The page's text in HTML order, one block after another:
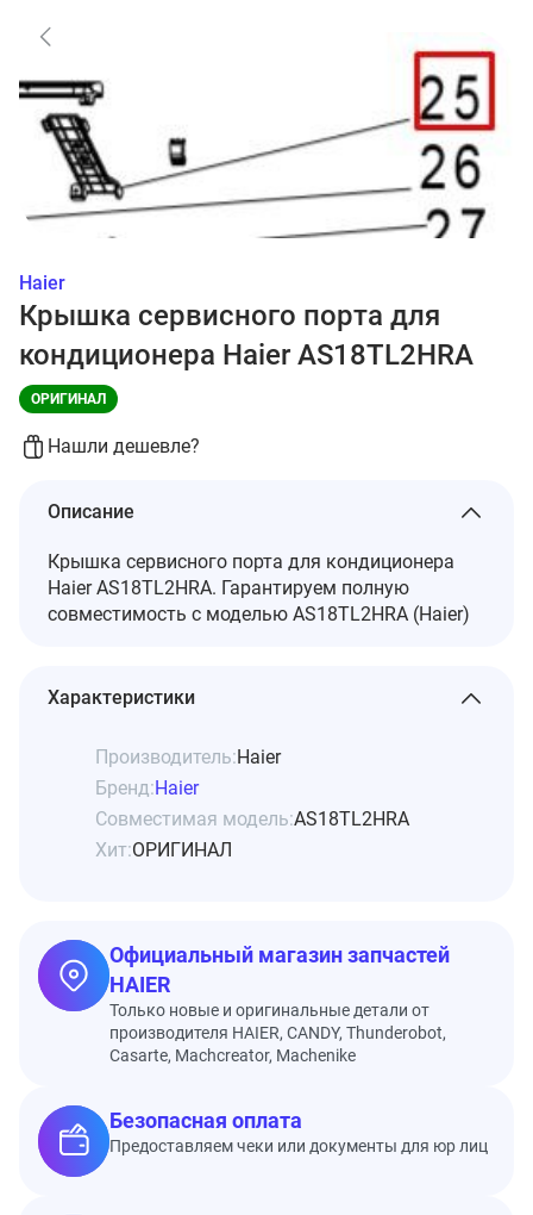
Haier
Крышка сервисного порта для
кондиционера Haier AS18TL2HRA
ОРИГИНАЛ
Нашли дешевле?
Описание
Крышка сервисного порта для кондиционера
Haier AS18TL2HRA. Гарантируем полную
совместимость с моделью AS18TL2HRA (Haier)
Характеристики
Производитель:Haier
Бренд:Haier
Совместимая модель:AS18TL2HRA
Хит:ОРИГИНАЛ
Официальный магазин запчастей
HAIER
Только новые и оригинальные детали от
производителя HAIER, CANDY, Thunderobot,
Casarte, Machcreator, Machenike
Безопасная оплата
Предоставляем чеки или документы для юр лиц